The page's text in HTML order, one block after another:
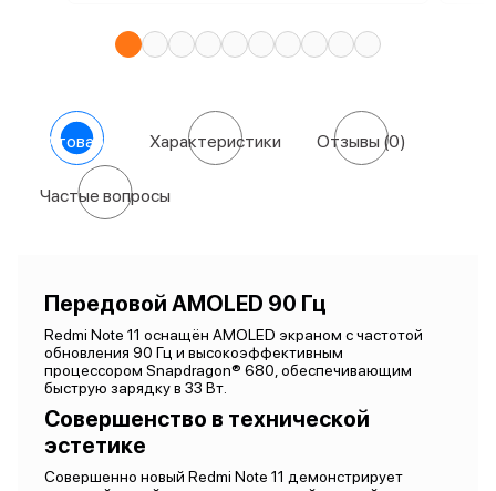
О товаре Характеристики Отзывы (0)
Частые вопросы
Передовой AMOLED 90 Гц
Redmi Note 11 оснащён AMOLED экраном с частотой
обновления 90 Гц и высокоэффективным
процессором Snapdragon® 680, обеспечивающим
быструю зарядку в 33 Вт.
Совершенство в технической
эстетике
Совершенно новый Redmi Note 11 демонстрирует